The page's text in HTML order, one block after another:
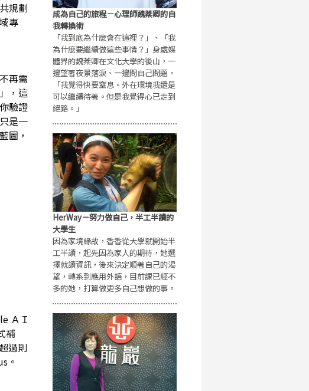
規劃
專
再需
，這
驗證
是一
圖，
ＡＩ
補
過則
。
成為自己的旅程－心理師魏棻卿的自
我轉換術
「我到底為什麼會在這裡？」、「我
為什麼要繼續做這些事情？」身處媒
體界的魏棻卿在文化大學的後山，一
邊望著夜景落淚、一邊問自己問題。
「我覺得快要窒息。外在環境我還是
可以繼續待著。但是我覺得心已走到
絕路。」
HerWay－努力做自己，半工半讀的
大學生
因為家境緣故，香香從大學就開始半
工半讀，起先因為家人的期待，她選
擇就讀資訊，後來決定順著自己的渴
望，轉系到應用外語，目前課已經不
多的她，打算做更多自己想做的事。